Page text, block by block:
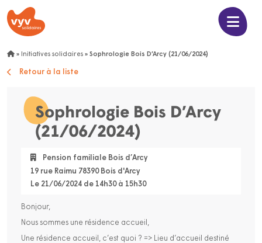
» Initiatives solidaires » Sophrologie Bois D’Arcy (21/06/2024)
Retour à la liste
Sophrologie Bois D’Arcy
(21/06/2024)
Pension familiale Bois d’Arcy
19 rue Raimu 78390 Bois d'Arcy
Le 21/06/2024 de 14h30 à 15h30
Bonjour,
Nous sommes une résidence accueil,
Une résidence accueil, c’est quoi ? => Lieu d’accueil destiné